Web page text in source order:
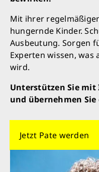
Mit ihrer
hungernde Kinder.
Ausbeutung. Sorgen
Experten wissen,
wird.
Unterstützen Sie mit
und übernehmen
Jetzt Pate werden